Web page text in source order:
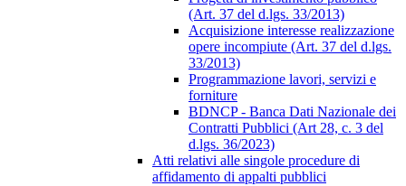
(Art. 37 del d.lgs. 33/2013)
Acquisizione interesse realizzazione
opere incompiute (Art. 37 del d.lgs.
33/2013)
Programmazione lavori, servizi e
forniture
BDNCP - Banca Dati Nazionale dei
Contratti Pubblici (Art 28, c. 3 del
d.lgs. 36/2023)
Atti relativi alle singole procedure di
affidamento di appalti pubblici